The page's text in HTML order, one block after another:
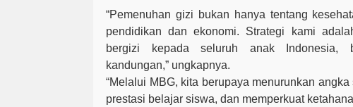
“Pemenuhan gizi bukan hanya tentang
pendidikan dan ekonomi. Strategi kami
bergizi kepada seluruh anak Indonesia,
kandungan,” ungkapnya.
“Melalui MBG, kita berupaya menurunkan
prestasi belajar siswa, dan memperkuat